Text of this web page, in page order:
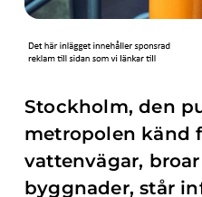
Stockholm, den
metropolen känd
vattenvägar,
byggnader, står